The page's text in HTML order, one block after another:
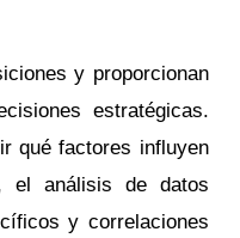
y proporcionan
estratégicas.
qué factores influyen
el análisis de datos
y correlaciones